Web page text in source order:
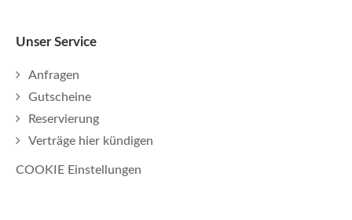
Unser Service
Anfragen
Gutscheine
Reservierung
Verträge hier kündigen
COOKIE Einstellungen